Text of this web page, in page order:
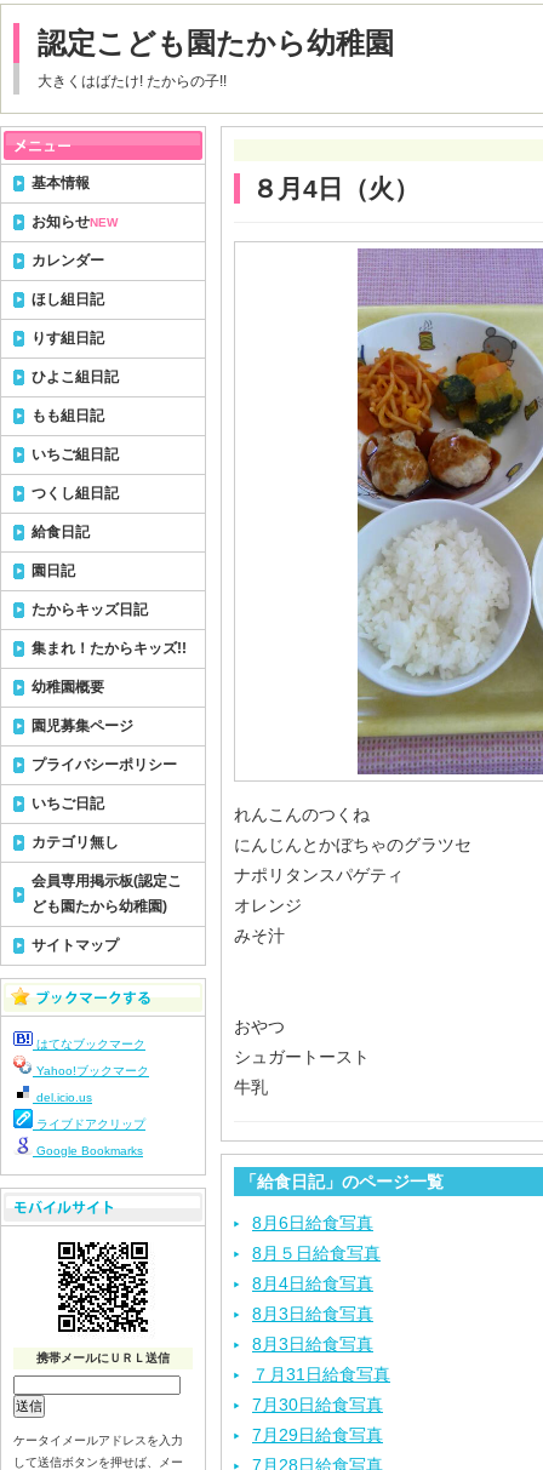
認定こども園たから幼稚園
大きくはばたけ! たからの子!!
８月4日（火）
れんこんのつくね
にんじんとかぼちゃのグラツセ
ナポリタンスパゲティ
オレンジ
みそ汁
おやつ
シュガートースト
牛乳
「給食日記」のページ一覧
8月6日給食写真
8月５日給食写真
8月4日給食写真
8月3日給食写真
8月3日給食写真
７月31日給食写真
7月30日給食写真
7月29日給食写真
7月28日給食写真
基本情報
お知らせNEW
カレンダー
ほし組日記
りす組日記
ひよこ組日記
もも組日記
いちご組日記
つくし組日記
給食日記
園日記
たからキッズ日記
集まれ！たからキッズ!!
幼稚園概要
園児募集ページ
プライバシーポリシー
いちご日記
カテゴリ無し
会員専用掲示板(認定こ
ども園たから幼稚園)
サイトマップ
はてなブックマーク
Yahoo!ブックマーク
del.icio.us
ライブドアクリップ
Google Bookmarks
携帯メールにＵＲＬ送信
ケータイメールアドレスを入力
して送信ボタンを押せば、メー